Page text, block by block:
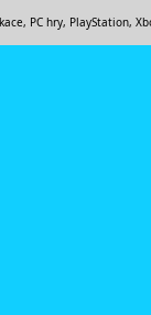
, PC hry, PlayStation,